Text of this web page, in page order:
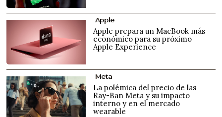
Apple
Apple prepara un MacBook más
económico para su próximo
Apple Experience
Meta
La polémica del precio de las
Ray-Ban Meta y su impacto
interno y en el mercado
wearable